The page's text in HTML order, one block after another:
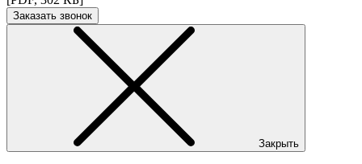
Заказать звонок
Закрыть